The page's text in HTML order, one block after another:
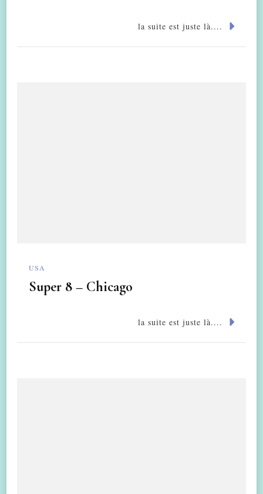
la suite est juste là....
USA
Super 8 – Chicago
la suite est juste là....